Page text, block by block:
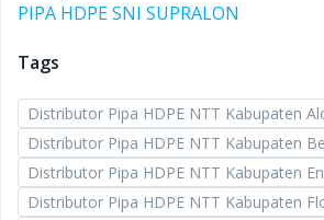
PIPA HDPE SNI SUPRALON
Tags
Distributor Pipa HDPE NTT Kabupaten
Distributor Pipa HDPE NTT Kabupaten
Distributor Pipa HDPE NTT Kabupaten
Distributor Pipa HDPE NTT Kabupaten